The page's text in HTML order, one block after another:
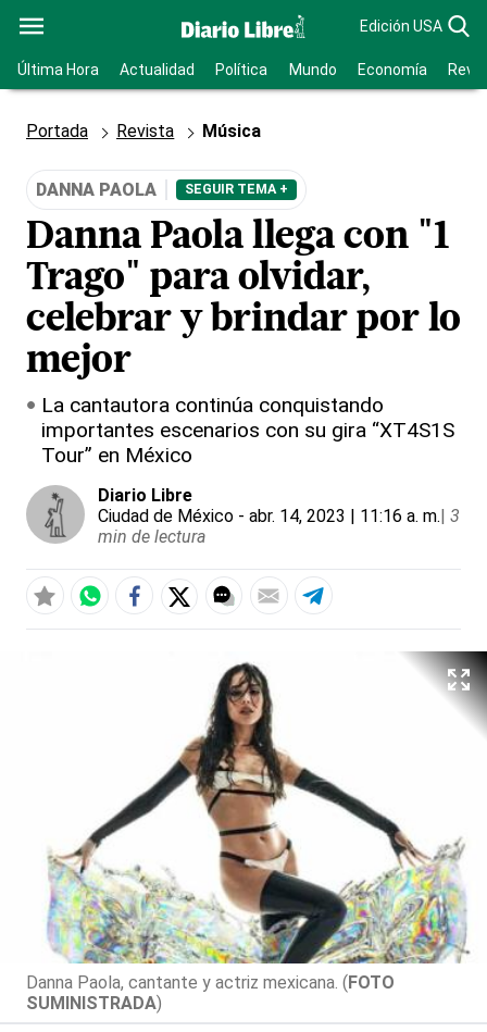
Edición USA
Última Hora Actualidad Política Mundo Economía
Portada Revista Música
DANNA PAOLA SEGUIR TEMA +
Danna Paola llega con "1
Trago" para olvidar,
celebrar y brindar por lo
mejor
La cantautora continúa conquistando
importantes escenarios con su gira “XT4S1S
Tour” en México
Diario Libre
Ciudad de México - abr. 14, 2023 | 11:16 a. m.| 3
min de lectura
Danna Paola, cantante y actriz mexicana. (FOTO
SUMINISTRADA)